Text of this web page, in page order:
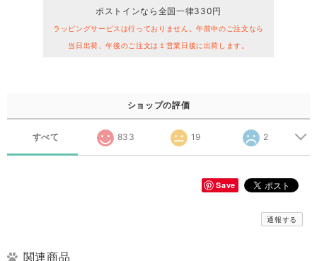
ポストインなら全国一律330円
ラッピングサービスは行っておりません。午前中のご注文なら
当日出荷、午後のご注文は１営業日後に出荷します。
ショップの評価
すべて 833 19 2
Save
通報する
関連商品